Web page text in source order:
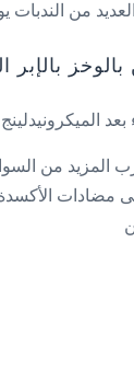
من
بالإبر
المزيد من
مضادات